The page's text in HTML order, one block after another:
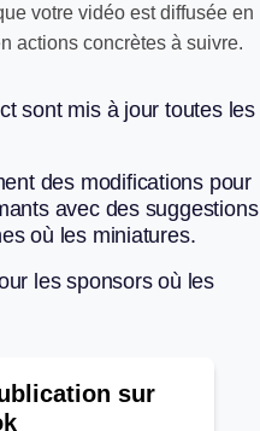
votre vidéo est diffusée en
actions concrètes à suivre.
sont mis à jour toutes les
des modifications pour
avec des suggestions
où les miniatures.
les sponsors où les
sur